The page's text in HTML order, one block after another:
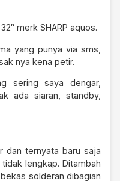
merk SHARP aquos.
yang punya via sms,
nya kena petir.
sering saya dengar,
ada siaran, standby,
dan ternyata baru saja
lengkap. Ditambah
solderan dibagian